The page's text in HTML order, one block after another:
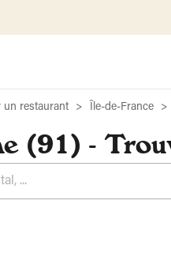
un restaurant Île-de-France
(91) -